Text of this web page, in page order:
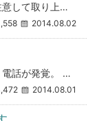
昨日子供が夫の携帯をいじってるのをみて注意して取り上げたらたまたま浮気相手とのlineのやり取りを見ました。 詳しくは
2014.08.02
夫の入院中にほかの女とのメールやライン、電話が発覚。 夫は何もないと言っているが、妻（私）がいないときをねらって電話をし
2014.08.01